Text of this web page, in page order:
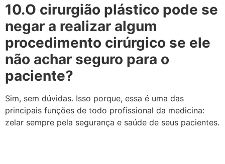
10.O cirurgião plástico pode se
negar a realizar algum
procedimento cirúrgico se ele
não achar seguro para o
paciente?
Sim, sem dúvidas. Isso porque, essa é uma das
principais funções de todo profissional da medicina:
zelar sempre pela segurança e saúde de seus pacientes.